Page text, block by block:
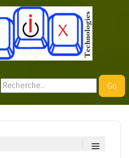
Rechercher
Go
≡